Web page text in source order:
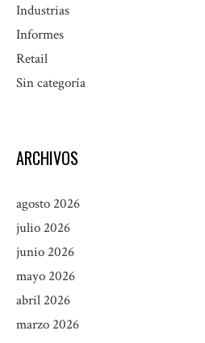
Industrias
Informes
Retail
Sin categoría
ARCHIVOS
agosto 2026
julio 2026
junio 2026
mayo 2026
abril 2026
marzo 2026